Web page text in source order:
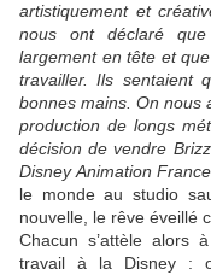
artistiquement et
nous ont déclaré
largement en tête et
travailler. Ils sentaient
bonnes mains. On nous
production de longs
décision de vendre
Disney Animation
le monde au studio
nouvelle, le rêve éveillé
Chacun s’attèle alors
travail à la Disney :